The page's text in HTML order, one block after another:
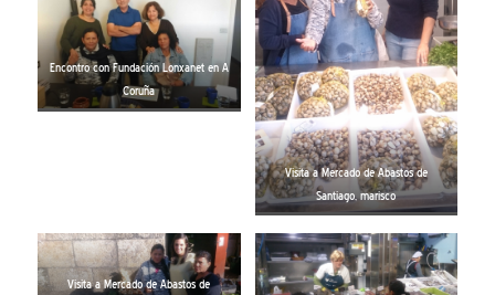
Encontro con Fundación Lonxanet en A
Coruña
Visita a Mercado de Abastos de
Santiago, marisco
Visita a Mercado de Abastos de